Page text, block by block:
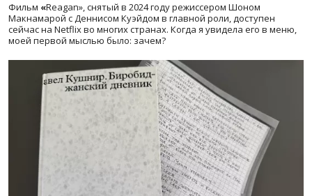
Фильм «Reagan», снятый в 2024 годурежиссером Шоном
Макнамарой с Деннисом Куэйдом в главной роли, доступен
сейчас на Netflix во многих странах. Когда я увидела его в меню,
моей первой мыслью было: зачем?